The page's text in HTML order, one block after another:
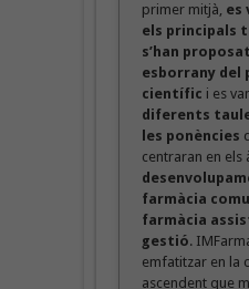
primer mitjà, es
els principals
s’han
esborrany del
científic i es
diferents
les ponències
centraran en els
farmàcia
farmàcia
gestió.
emfatitzar en la
ascendent que